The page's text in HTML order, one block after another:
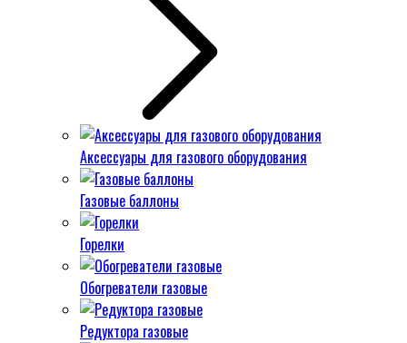
Аксессуары для газового оборудования
Газовые баллоны
Горелки
Обогреватели газовые
Редуктора газовые